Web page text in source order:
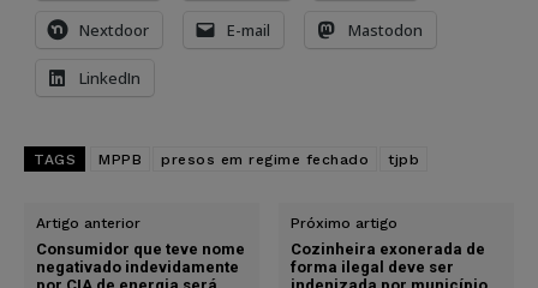
Nextdoor E-mail Mastodon
LinkedIn
TAGS MPPB presos em regime fechado tjpb
Artigo anterior
Consumidor que teve nome
negativado indevidamente
Próximo artigo
Cozinheira exonerada de
forma ilegal deve ser